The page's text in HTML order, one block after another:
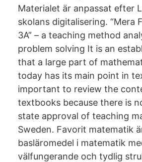
Materialet är anpassat efter
skolans digitalisering. “Mera
3A” – a teaching method
problem solving It is an
that a large part of
today has its main point in
important to review the
textbooks because there is
state approval of teaching
Sweden. Favorit matematik
basläromedel i matematik
välfungerande och tydlig